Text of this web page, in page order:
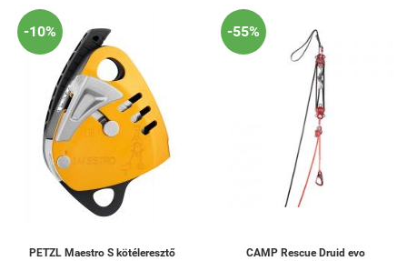
-10%
PETZL Maestro S kötéleresztő
-55%
CAMP Rescue Druid evo